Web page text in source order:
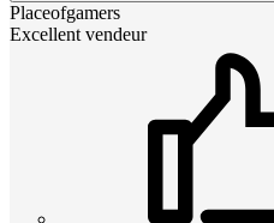
Placeofgamers
Excellent vendeur